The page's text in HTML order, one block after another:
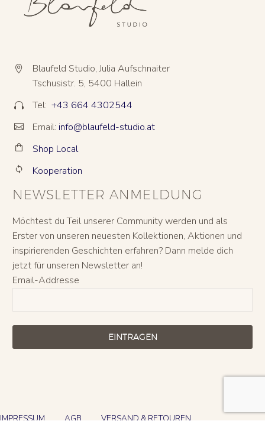


Blaufeld Studio, Julia Aufschnaiter
Tschusistr. 5, 5400 Hallein

 Tel: +43 664 4302544

 Email: info@blaufeld-studio.at

 Shop Local

 Kooperation
NEWSLETTER ANMELDUNG
Möchtest du Teil unserer Community werden und als
Erster von unseren neuesten Kollektionen, Aktionen und
inspirierenden Geschichten erfahren? Dann melde dich
jetzt für unseren Newsletter an!
Email-Addresse
EINTRAGEN
IMPRESSUM AGB VERSAND & RETOUREN